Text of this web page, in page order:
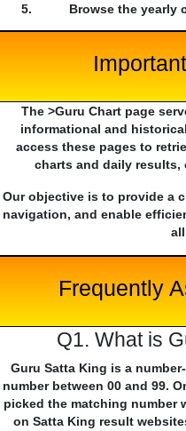
Browse the yearly
The >Guru Chart page
informational and
access these pages to
charts and daily
Our objective is to provide a
navigation, and enable
Frequently
Q1. What is
Guru Satta King is a
number between 00 and 99.
picked the matching number
on Satta King result